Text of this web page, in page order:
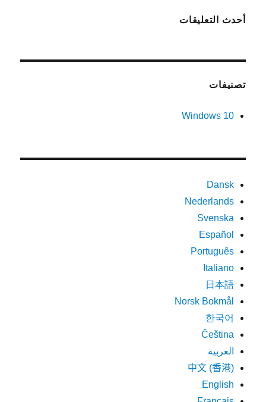
أحدث التعليقات
تصنيفات
Windows 10
Dansk
Nederlands
Svenska
Español
Português
Italiano
日本語
Norsk Bokmål
한국어
Čeština
العربية
中文 (香港)
English